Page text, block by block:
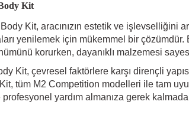
Kit
Kit, aracınızın estetik ve işlevselliğini
yenilemek için mükemmel bir
korurken, dayanıklı malzemesi
Kit, çevresel faktörlere karşı dirençli
tüm M2 Competition modelleri ile tam
yardım almanıza gerek